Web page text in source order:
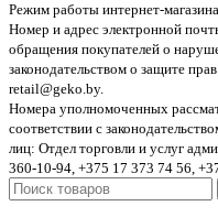
Режим работы интернет-
Номер и адрес электронной
обращения покупателей о
законодательством о защите
retail@geko.by.
Номера уполномоченных
соответствии с
лиц: Отдел торговли и услуг
360-10-94, +375 17 373 74 56,